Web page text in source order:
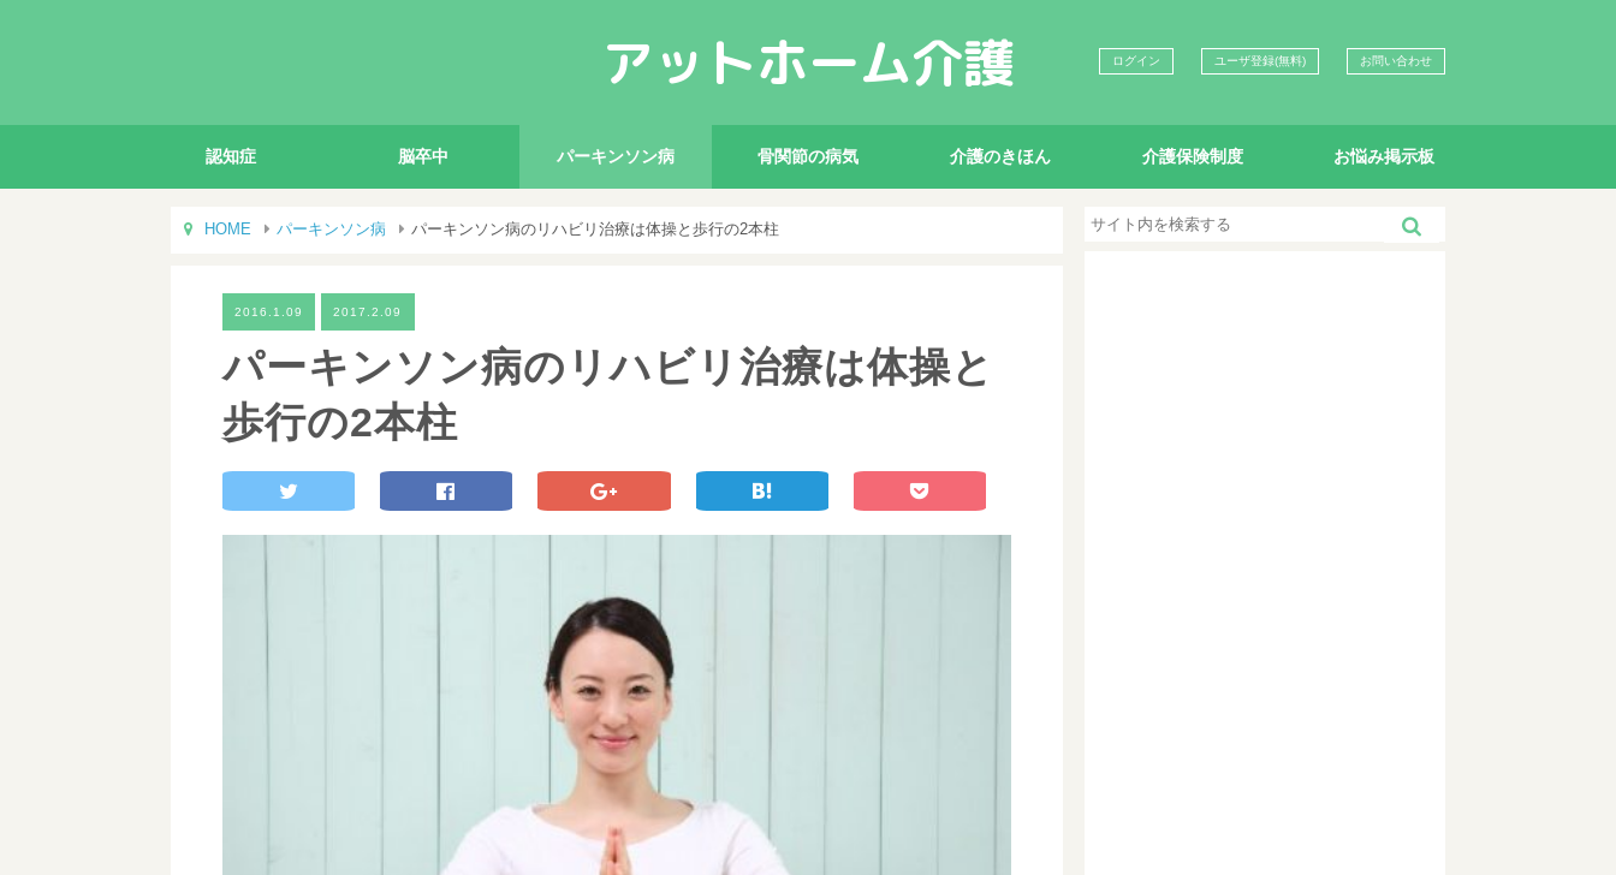
アットホーム介護 お問い合わせ
ユーザ登録(無料)
ログイン
認知症 脳卒中 パーキンソン病 骨関節の病気 介護のきほん 介護保険制度 お悩み掲示板
HOME パーキンソン病 パーキンソン病のリハビリ治療は体操と歩行の2本柱
2016.1.09 2017.2.09
パーキンソン病のリハビリ治療は体操と
歩行の2本柱